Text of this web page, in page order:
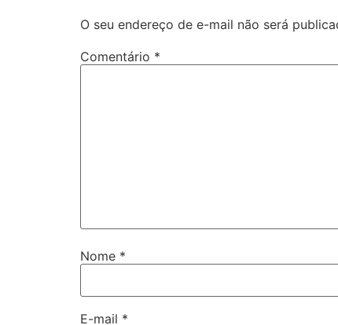
O seu endereço de e-mail não será
Comentário *
Nome *
E-mail *